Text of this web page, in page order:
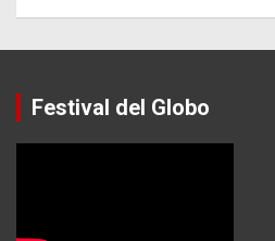
Festival del Globo